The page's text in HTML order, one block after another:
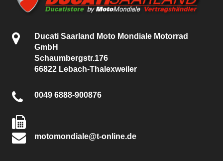
Ducati Saarland Moto Mondiale Motorrad
GmbH
Schaumbergstr.176
66822 Lebach-Thalexweiler
0049 6888-900876
motomondiale@t-online.de